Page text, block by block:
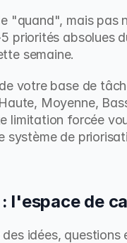
"quand", mais
priorités absolues
semaine.
votre base de
Moyenne,
limitation forcée
système de
l'espace de
idées,